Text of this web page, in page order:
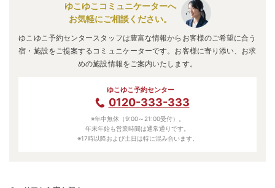
ゆこゆこコミュニケーターへ
お気軽にご相談ください。
ゆこゆこ予約センタースタッフは豊富な情報からお客様のご希望に合う
宿・施設をご提案するコミュニケーターです。お客様に寄り添い、お求
めの施設情報をご案内いたします。
ゆこゆこ予約センター
0120-333-333
※年中無休（9:00～21:00受付）。
年末年始も営業時間は通常通りです。
※17時以降および土日は特に混み合います。